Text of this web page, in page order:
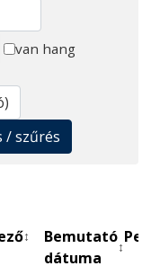
van hang
/ szűrés
↕
Bemutató
dátuma
↕
Perc